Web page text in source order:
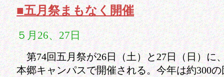
■五月祭まもなく開催
５月26、27日
第74回五月祭が26日（土）と27日（日）に
本郷キャンパスで開催される。今年は約300の